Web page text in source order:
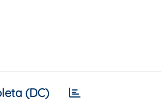
(DC)